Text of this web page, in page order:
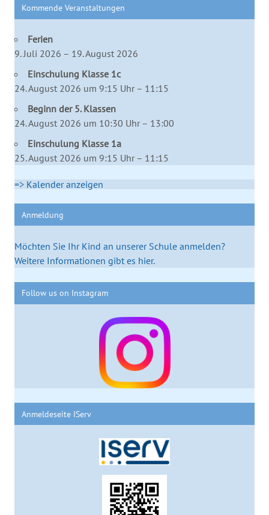
Kommende Veranstaltungen
Ferien
9. Juli 2026 – 19. August 2026
Einschulung Klasse 1c
24. August 2026 um 9:15 Uhr – 11:15
Beginn der 5. Klassen
24. August 2026 um 10:30 Uhr – 13:00
Einschulung Klasse 1a
25. August 2026 um 9:15 Uhr – 11:15
=> Kalender anzeigen
Anmeldung
Möchten Sie Ihr Kind an unserer Schule anmelden?
Weitere Informationen gibt es hier.
Follow us on Instagram
Anmeldeseite IServ